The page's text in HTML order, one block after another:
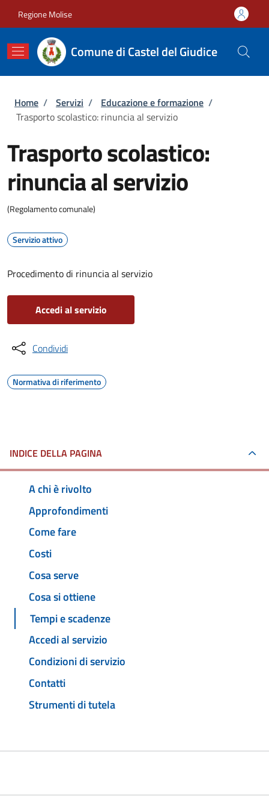
Regione Molise
Comune di Castel del Giudice
Briciole di pane
Home / Servizi / Educazione e formazione /
Trasporto scolastico: rinuncia al servizio
Trasporto scolastico:
rinuncia al servizio
(Regolamento comunale)
Servizio attivo
Procedimento di rinuncia al servizio
Accedi al servizio
Condividi
Normativa di riferimento
INDICE DELLA PAGINA
A chi è rivolto
Approfondimenti
Come fare
Costi
Cosa serve
Cosa si ottiene
Tempi e scadenze
Accedi al servizio
Condizioni di servizio
Contatti
Strumenti di tutela